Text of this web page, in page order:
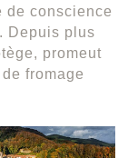
de conscience
Depuis plus
promeut
fromage